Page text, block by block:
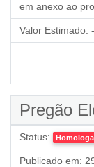
em anexo ao
Valor Estimado:
Pregão
Status:
Publicado em: